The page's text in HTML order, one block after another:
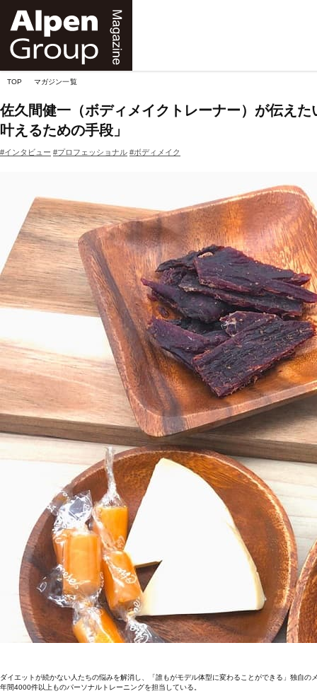
TOP マガジン一覧
佐久間健一（ボディメイクトレーナー）が伝え
叶えるための手段」
#インタビュー #プロフェッショナル #ボディメイク
ダイエットが続かない人たちの悩みを解消し、「誰もがモデル体型に変わることができる」独自
年間4000件以上ものパーソナルトレーニングを担当している。